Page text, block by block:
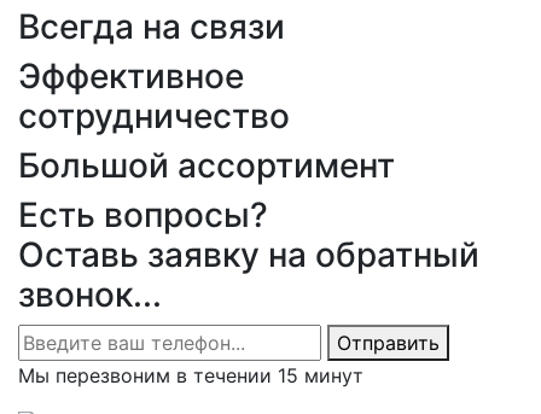
Всегда на связи
Эффективное
сотрудничество
Большой ассортимент
Есть вопросы?
Оставь заявку на обратный
звонок...
Отправить
Мы перезвоним в течении 15 минут